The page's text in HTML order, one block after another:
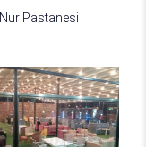
Nur Pastanesi